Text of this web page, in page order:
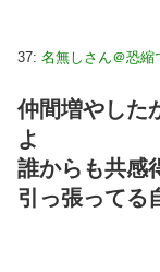
37: 名無しさん＠恐縮
仲間増やした
よ
誰からも共感
引っ張ってる